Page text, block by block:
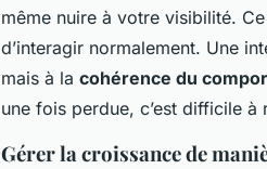
même nuire à votre visibilité.
d’interagir normalement. Une
mais à la cohérence du
une fois perdue, c’est difficile à
Gérer la croissance de